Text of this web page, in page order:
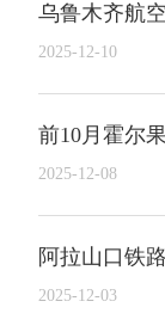
乌鲁木齐航
2025-12-10
前10月霍尔
2025-12-08
阿拉山口铁
2025-12-03